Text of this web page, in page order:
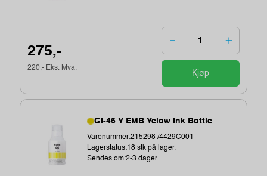
275,-
220,- Eks. Mva.
Kjøp
GI-46 Y EMB Yelow Ink Bottle
Varenummer:215298 /4429C001
Lagerstatus:18 stk på lager.
Sendes om:2-3 dager